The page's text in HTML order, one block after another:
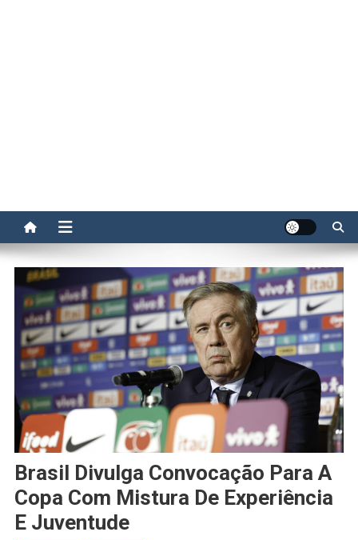
Brasil Divulga Convocação Para A
Copa Com Mistura De Experiência
E Juventude